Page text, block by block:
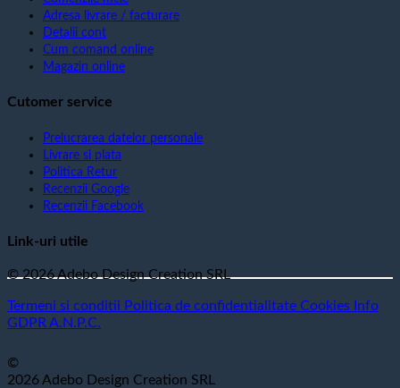
Adresa livrare / facturare
Detalii cont
Cum comand online
Magazin online
Cutomer service
Prelucrarea datelor personale
Livrare si plata
Politica Retur
Recenzii Google
Recenzii Facebook
Link-uri utile
© 2026 Adebo Design Creation SRL
Termeni si conditii Politica de confidentialitate Cookies Info
GDPR A.N.P.C.
©
2026 Adebo Design Creation SRL